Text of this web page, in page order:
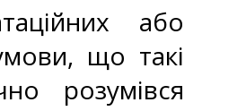
або
що такі
розумівся